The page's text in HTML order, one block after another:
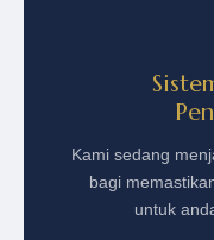
Kami sedang
bagi
untuk